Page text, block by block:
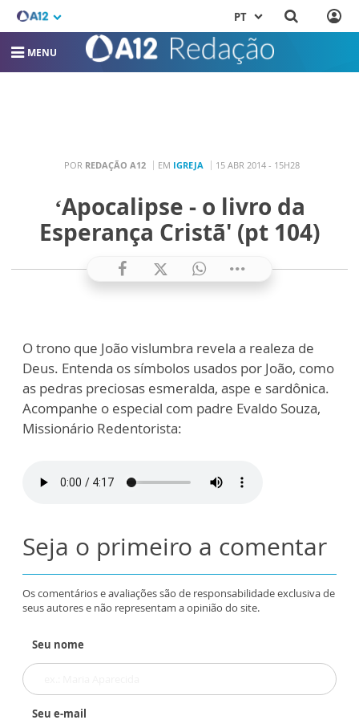
PT
MENU
POR REDAÇÃO A12 EM IGREJA 15 ABR 2014 - 15H28
‘Apocalipse - o livro da
Esperança Cristã' (pt 104)
O trono que João vislumbra revela a realeza de
Deus. Entenda os símbolos usados por João, como
as pedras preciosas esmeralda, aspe e sardônica.
Acompanhe o especial com padre Evaldo Souza,
Missionário Redentorista:
Seja o primeiro a comentar
Os comentários e avaliações são de responsabilidade exclusiva de
seus autores e não representam a opinião do site.
Seu nome
Seu e-mail